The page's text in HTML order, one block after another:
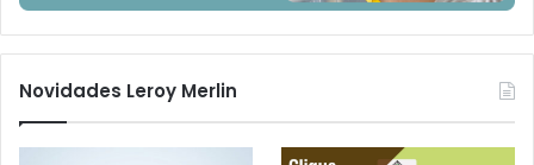
Novidades Leroy Merlin